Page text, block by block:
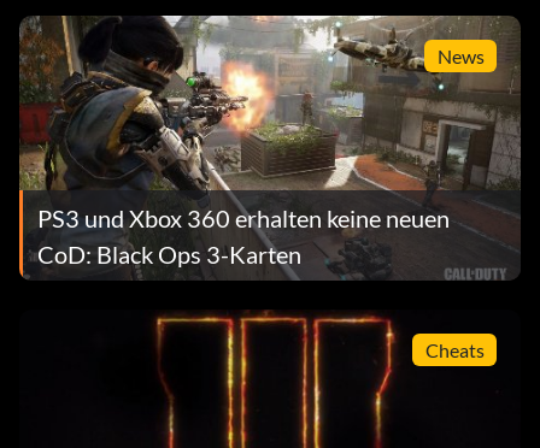
News
PS3 und Xbox 360 erhalten keine neuen
CoD: Black Ops 3-Karten
Cheats